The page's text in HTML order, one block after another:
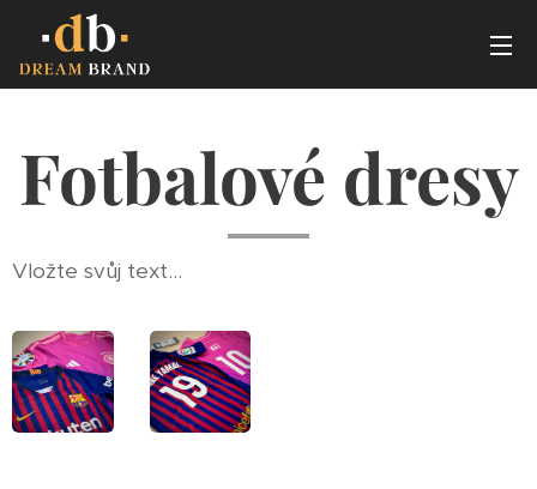
Fotbalové dresy
Vložte svůj text...